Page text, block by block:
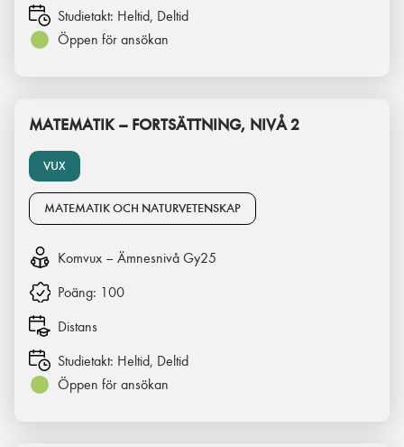
Studietakt: Heltid, Deltid
Öppen för ansökan
VUX
MATEMATIK – FORTSÄTTNING, NIVÅ 2
MATEMATIK OCH NATURVETENSKAP
Komvux – Ämnesnivå Gy25
Poäng: 100
Distans
Studietakt: Heltid, Deltid
Öppen för ansökan